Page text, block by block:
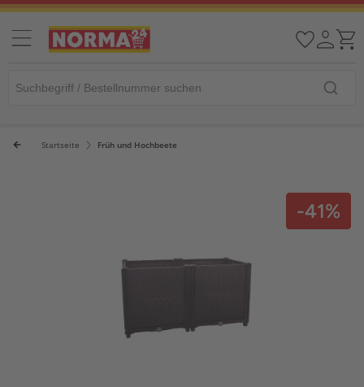
Startseite Früh und Hochbeete
-41%